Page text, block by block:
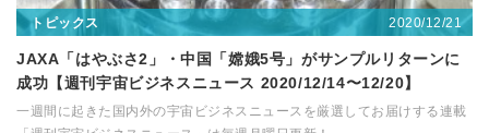
トピックス 2020/12/21
JAXA「はやぶさ2」・中国「嫦娥5号」がサンプルリターンに
成功【週刊宇宙ビジネスニュース 2020/12/14〜12/20】
一週間に起きた国内外の宇宙ビジネスニュースを厳選してお届けする連載